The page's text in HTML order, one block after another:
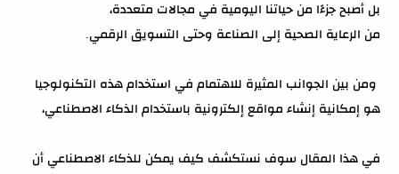
بل أصبح جزءًا من حياتنا اليومية في مجالات متعددة،
من الرعاية الصحية إلى الصناعة وحتى التسويق الرقمي.
ومن بين الجوانب المثيرة للاهتمام في استخدام هذه التكنولوجيا
هو إمكانية إنشاء مواقع إلكترونية باستخدام الذكاء الاصطناعي،
في هذا المقال سوف نستكشف كيف يمكن للذكاء الاصطناعي أن